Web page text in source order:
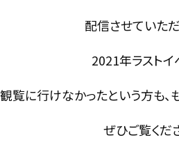
配信させていただ
2021年ラストイ
観覧に行けなかったという方も、
ぜひご覧くだ